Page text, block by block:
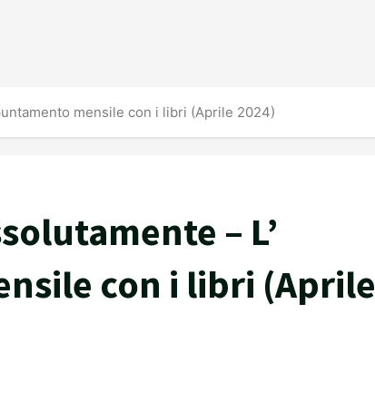
mensile con i libri (Aprile 2024)
– L’
con i libri (Aprile